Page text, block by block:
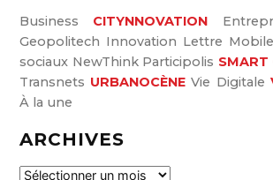
Business CITYNNOVATION
Geopolitech Innovation Lettre Mobile
sociaux NewThink Participolis SMART
Transnets URBANOCÈNE Vie Digitale
À la une
ARCHIVES
A